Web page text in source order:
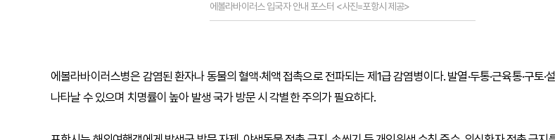
에볼라바이러스 입국자 안내 포스터 <사진=포항시 제공>
에볼라바이러스병은 감염된 환자나 동물의 혈액·체액 접촉으로 전파되는 제1급 감염병이다. 발열·두통·근육통·구토·
나타날 수 있으며 치명률이 높아 발생 국가 방문 시 각별한 주의가 필요하다.